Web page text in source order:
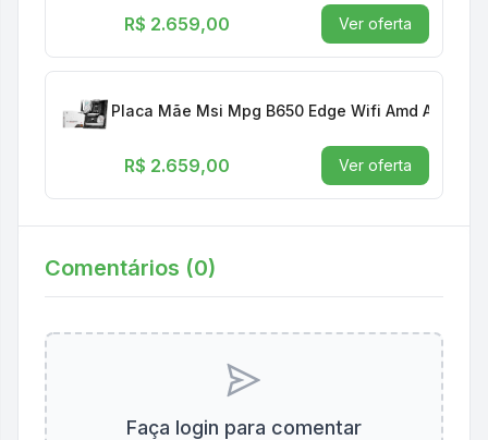
R$ 2.659,00 Ver oferta
Placa Mãe Msi Mpg B650 Edge Wifi Amd Am5
R$ 2.659,00 Ver oferta
Comentários (0)
Faça login para comentar